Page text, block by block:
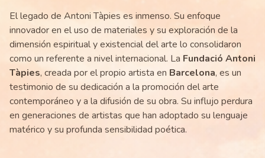
El legado de Antoni Tàpies es inmenso. Su enfoque
innovador en el uso de materiales y su exploración de la
dimensión espiritual y existencial del arte lo consolidaron
como un referente a nivel internacional. La Fundació Antoni
Tàpies, creada por el propio artista en Barcelona, es un
testimonio de su dedicación a la promoción del arte
contemporáneo y a la difusión de su obra. Su influjo perdura
en generaciones de artistas que han adoptado su lenguaje
matérico y su profunda sensibilidad poética.